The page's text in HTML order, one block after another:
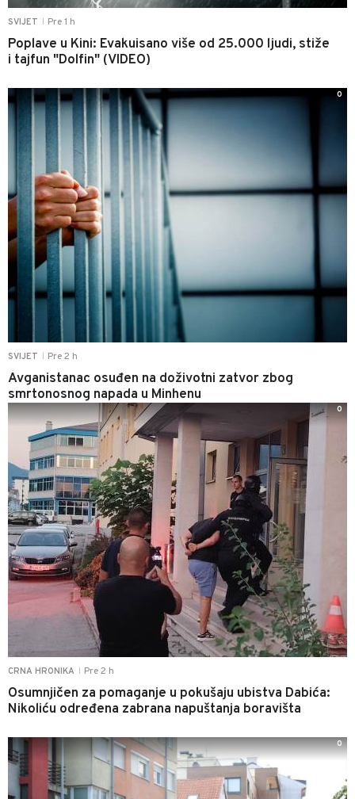
SVIJET Pre 1 h
Poplave u Kini: Evakuisano više od 25.000 ljudi, stiže
i tajfun "Dolfin" (VIDEO)
SVIJET Pre 2 h
Avganistanac osuđen na doživotni zatvor zbog
smrtonosnog napada u Minhenu
0
CRNA HRONIKA Pre 2 h
Osumnjičen za pomaganje u pokušaju ubistva Dabića:
Nikoliću određena zabrana napuštanja boravišta
0
0